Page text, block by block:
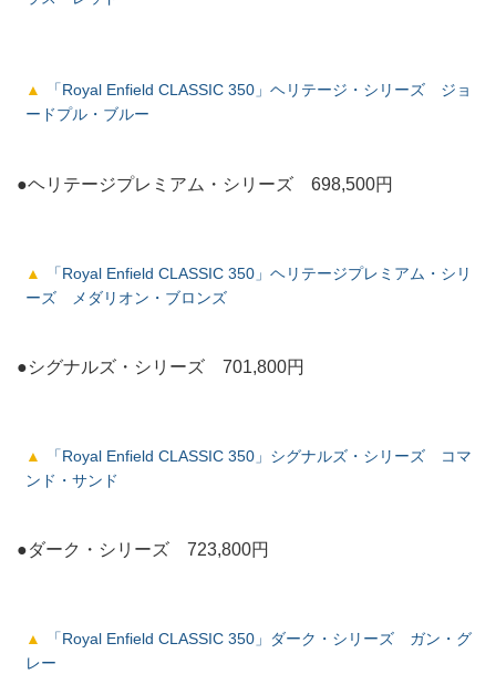
「Royal Enfield CLASSIC 350」ヘリテージ・シリーズ ジョ
ードプル・ブルー
●ヘリテージプレミアム・シリーズ 698,500円
「Royal Enfield CLASSIC 350」ヘリテージプレミアム・シリ
ーズ メダリオン・ブロンズ
●シグナルズ・シリーズ 701,800円
「Royal Enfield CLASSIC 350」シグナルズ・シリーズ コマ
ンド・サンド
●ダーク・シリーズ 723,800円
「Royal Enfield CLASSIC 350」ダーク・シリーズ ガン・グ
レー